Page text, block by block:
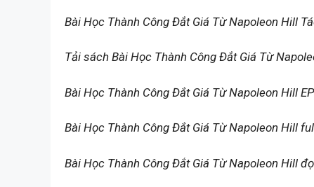
Bài Học Thành Công Đắt Giá Từ Napoleon Hill
Tải sách Bài Học Thành Công Đắt Giá Từ
Bài Học Thành Công Đắt Giá Từ Napoleon Hill
Bài Học Thành Công Đắt Giá Từ Napoleon Hill
Bài Học Thành Công Đắt Giá Từ Napoleon Hill